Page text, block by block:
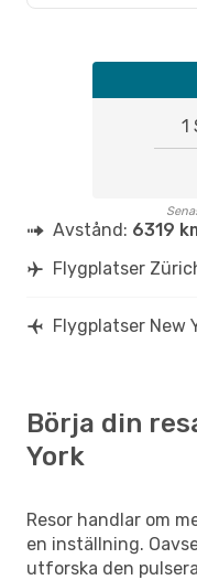
1
Avstånd: 6319
Flygplatser
Flygplatser New
Börja din
York
Resor handlar om
en inställning.
utforska den